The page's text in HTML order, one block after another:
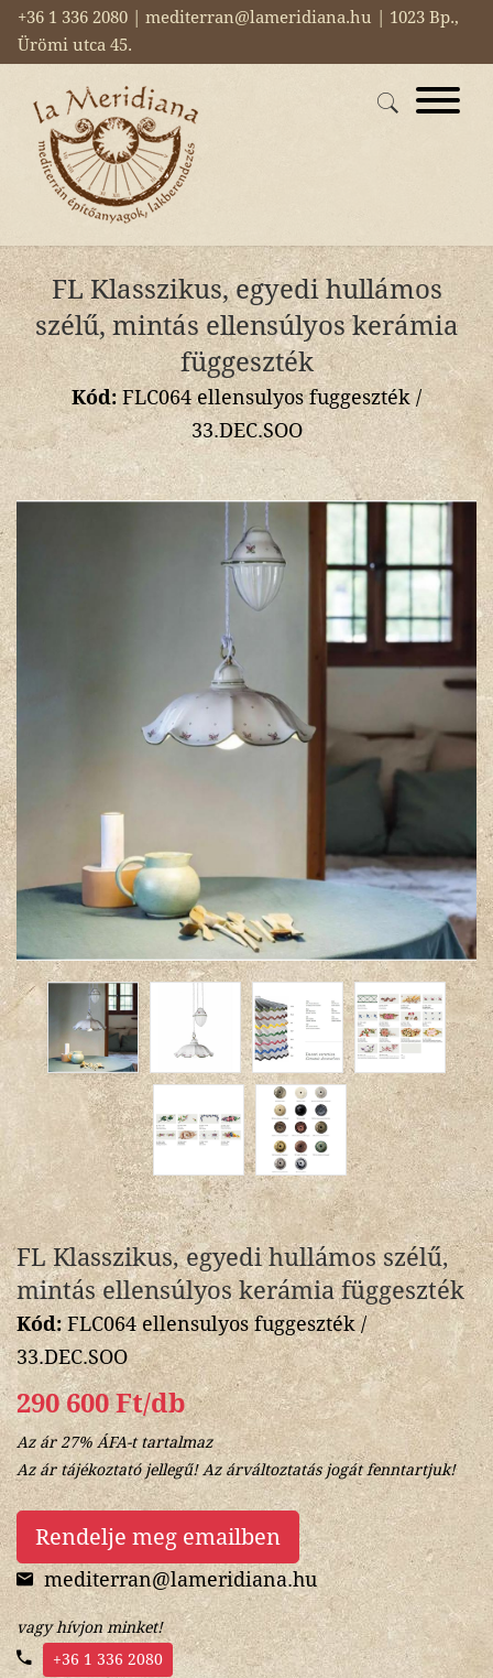
+36 1 336 2080 | mediterran@lameridiana.hu | 1023 Bp.,
Ürömi utca 45.
FL Klasszikus, egyedi hullámos
szélű, mintás ellensúlyos kerámia
függeszték
Kód:FLC064 ellensulyos fuggeszték /
33.DEC.SOO
FL Klasszikus, egyedi hullámos szélű,
mintás ellensúlyos kerámia függeszték
Kód:FLC064 ellensulyos fuggeszték /
33.DEC.SOO
290 600 Ft/db
Az ár 27% ÁFA-t tartalmaz
Az ár tájékoztató jellegű! Az árváltoztatás jogát fenntartjuk!
Rendelje meg emailben
mediterran@lameridiana.hu
vagy hívjon minket!
+36 1 336 2080